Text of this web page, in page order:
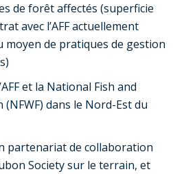
de forêt affectés (superficie
avec l’AFF actuellement
moyen de pratiques de gestion
et la National Fish and
dans le Nord-Est du
partenariat de collaboration
Society sur le terrain, et